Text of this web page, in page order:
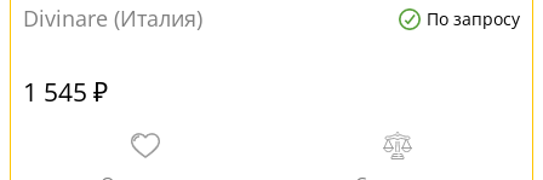
Divinare (Италия)
По запросу
1 545 ₽